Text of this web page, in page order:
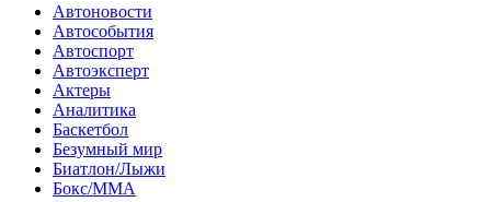
Автоновости
Автособытия
Автоспорт
Автоэксперт
Актеры
Аналитика
Баскетбол
Безумный мир
Биатлон/Лыжи
Бокс/MMA